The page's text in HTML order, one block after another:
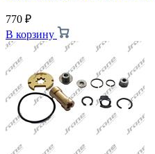
770 ₽
В корзину